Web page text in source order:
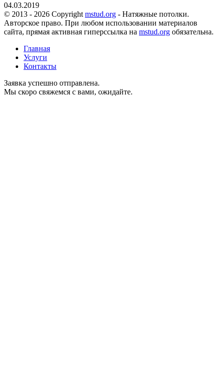
04.03.2019
© 2013 - 2026 Copyright mstud.org - Натяжные потолки.
Авторское право. При любом использовании материалов
сайта, прямая активная гиперссылка на mstud.org обязательна.
Главная
Услуги
Контакты
Заявка успешно отправлена.
Мы скоро свяжемся с вами, ожидайте.